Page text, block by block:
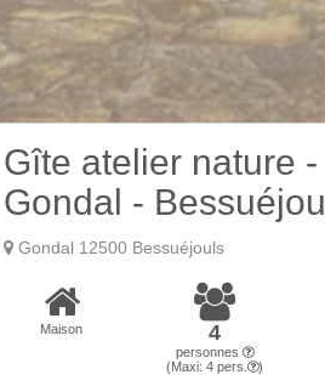
Gîte atelier nature
Gondal -
Gondal 12500 Bessuéjouls
Maison 4
personnes
(Maxi:4 pers. )